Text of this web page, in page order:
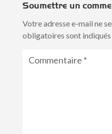
Soumettre un
Votre adresse e-mail ne
obligatoires sont indiqués